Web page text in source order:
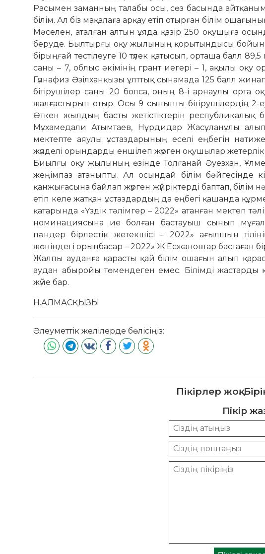
Расымен заманның талабы­ ­­­осы,­ сөз басында
білім. Ал біз мақалаға ар­қау етіп отырған білім
Мәселен, аталған алтын ұяда қазір 250 оқушыға
беруде. Былтырғы оқу жы­лы­ның қорытындысы бойынша
бірыңғай тестілеуге 10 түлек қатысып, орташа балл
саны – 7, облыс әкімінің грант иегері – 1, ақылы оқу
Гүлнафиз Әзілханқызы ұлттық сынамада 125 балл
бітірушілер саны 20 болса, оның 8-і арнаулы орта
жалғастырып отыр. Осы 9 сыныпты бітірушілердің 2-еуі
Өткен жылдың басты же­тістіктерін республикалық
Мұхамедали Атымтаев, Нұрдидар Жасұланұлы
мектепте аяулы ұстаздарының еселі еңбегін
жүлделі орындарды еншілеп жүрген оқушылар жетерлік.
Биылғы оқу жылының өзінде Толғанай Әуезхан,
жеңімпаз атаныпты. Ал осын­дай білім бәйгесінде
қанжығасына байлап жүр­ген жүйріктерді баптап, білім
етіп келе жатқан ұстаз­дардың да еңбегі қашанда
қатарында «Үздік тәлімгер – 2022» атанған мек­теп
номина­циясына ие болған бастауыш сы­нып
пәндер бірлестік же­текшісі – 2022» ағылшын
жөніндегі орынбасар – 2022» Ж.Есжановтар бастаған
Жалпы ауданға қарасты қай білім ошағын алып
аудан абыройы төмендеген емес. Білімді жастарды
жүйе бар.
Н.АЛМАСҚЫЗЫ
Әлеуметтік желілерде бөлісіңіз:
Пікірлер жоқ.
Пікір